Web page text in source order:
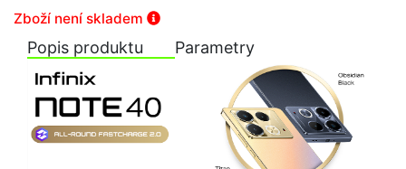
Zboží není skladem
Popis produktu Parametry